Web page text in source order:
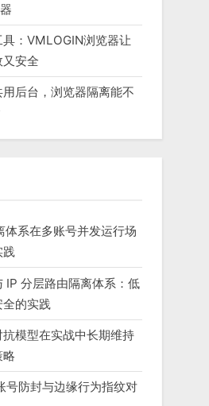
：VMLOGIN浏览器让
安全
后台，浏览器隔离能不
体系在多账号并发运行场
践
IP 分层路由隔离体系：低
的实践
模型在实战中长期维持
号防封与边缘行为指纹对